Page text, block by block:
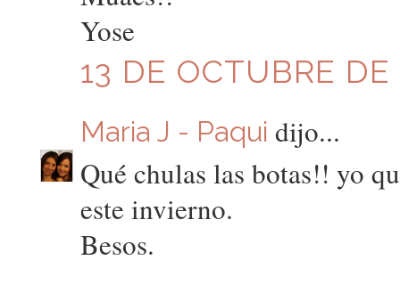
Yose
13 DE OCTUBRE DE
Maria J - Paqui dijo...
Qué chulas las botas!! yo
este invierno.
Besos.